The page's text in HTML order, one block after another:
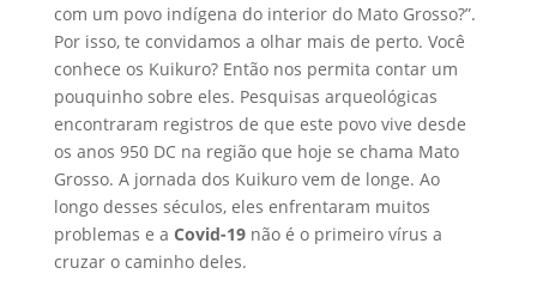
com um povo indígena do interior do Mato Grosso?”.
Por isso, te convidamos a olhar mais de perto. Você
conhece os Kuikuro? Então nos permita contar um
pouquinho sobre eles. Pesquisas arqueológicas
encontraram registros de que este povo vive desde
os anos 950 DC na região que hoje se chama Mato
Grosso. A jornada dos Kuikuro vem de longe. Ao
longo desses séculos, eles enfrentaram muitos
problemas e a Covid-19não é o primeiro vírus a
cruzar o caminho deles.